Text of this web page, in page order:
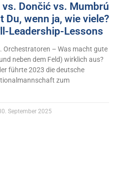
Dončić vs. Mumbrú
Du, wenn ja, wie viele?
Leadership-Lessons
Orchestratoren – Was macht gute
neben dem Feld) wirklich aus?
führte 2023 die deutsche
zum
September 2025